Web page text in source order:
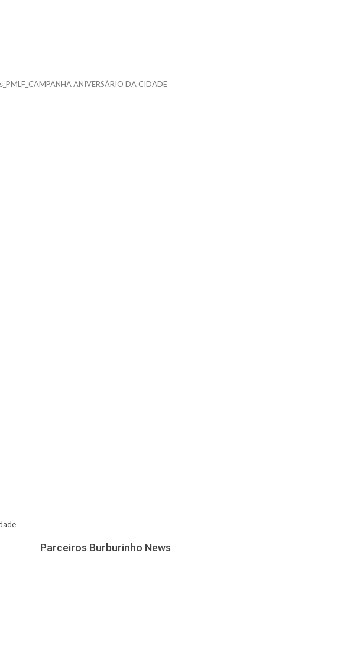
Parceiros Burburinho News